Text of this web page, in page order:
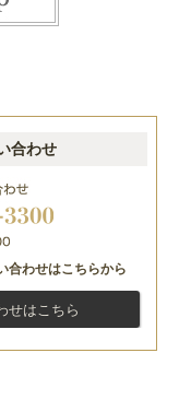
合わせ
合わせはこちらから
せはこちら